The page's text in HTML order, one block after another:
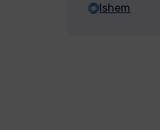
Ishem